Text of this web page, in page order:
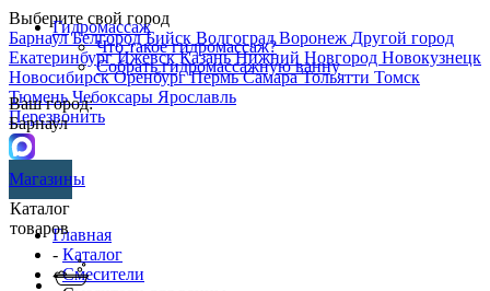
Выберите свой город
БарнаулБелгородБийск ВолгоградВоронеж Другой город
ЕкатеринбургИжевскКазаньНижний Новгород Новокузнецк
НовосибирскОренбургПермьСамараТольятти Томск
ТюменьЧебоксары Ярославль
Перезвонить
Гидромассаж
Что такое гидромассаж?
Собрать гидромассажную ванну
Ваш город:
Барнаул
Магазины
Каталог
товаровГлавная
- Каталог
-Смесители